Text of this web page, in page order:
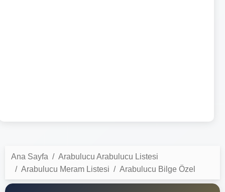
Ana Sayfa
Arabulucu Arabulucu Listesi
Arabulucu Meram Listesi
Arabulucu Bilge Özel